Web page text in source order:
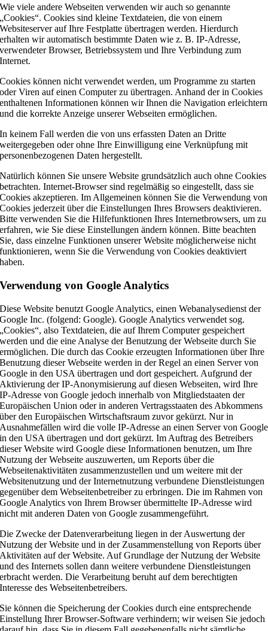
Wie viele andere Webseiten verwenden wir auch so genannte
„Cookies“. Cookies sind kleine Textdateien, die von einem
Websiteserver auf Ihre Festplatte übertragen werden. Hierdurch
erhalten wir automatisch bestimmte Daten wie z. B. IP-Adresse,
verwendeter Browser, Betriebssystem und Ihre Verbindung zum
Internet.
Cookies können nicht verwendet werden, um Programme zu starten
oder Viren auf einen Computer zu übertragen. Anhand der in Cookies
enthaltenen Informationen können wir Ihnen die Navigation erleichtern
und die korrekte Anzeige unserer Webseiten ermöglichen.
In keinem Fall werden die von uns erfassten Daten an Dritte
weitergegeben oder ohne Ihre Einwilligung eine Verknüpfung mit
personenbezogenen Daten hergestellt.
Natürlich können Sie unsere Website grundsätzlich auch ohne Cookies
betrachten. Internet-Browser sind regelmäßig so eingestellt, dass sie
Cookies akzeptieren. Im Allgemeinen können Sie die Verwendung von
Cookies jederzeit über die Einstellungen Ihres Browsers deaktivieren.
Bitte verwenden Sie die Hilfefunktionen Ihres Internetbrowsers, um zu
erfahren, wie Sie diese Einstellungen ändern können. Bitte beachten
Sie, dass einzelne Funktionen unserer Website möglicherweise nicht
funktionieren, wenn Sie die Verwendung von Cookies deaktiviert
haben.
Verwendung von Google Analytics
Diese Website benutzt Google Analytics, einen Webanalysedienst der
Google Inc. (folgend: Google). Google Analytics verwendet sog.
„Cookies“, also Textdateien, die auf Ihrem Computer gespeichert
werden und die eine Analyse der Benutzung der Webseite durch Sie
ermöglichen. Die durch das Cookie erzeugten Informationen über Ihre
Benutzung dieser Webseite werden in der Regel an einen Server von
Google in den USA übertragen und dort gespeichert. Aufgrund der
Aktivierung der IP-Anonymisierung auf diesen Webseiten, wird Ihre
IP-Adresse von Google jedoch innerhalb von Mitgliedstaaten der
Europäischen Union oder in anderen Vertragsstaaten des Abkommens
über den Europäischen Wirtschaftsraum zuvor gekürzt. Nur in
Ausnahmefällen wird die volle IP-Adresse an einen Server von Google
in den USA übertragen und dort gekürzt. Im Auftrag des Betreibers
dieser Website wird Google diese Informationen benutzen, um Ihre
Nutzung der Webseite auszuwerten, um Reports über die
Webseitenaktivitäten zusammenzustellen und um weitere mit der
Websitenutzung und der Internetnutzung verbundene Dienstleistungen
gegenüber dem Webseitenbetreiber zu erbringen. Die im Rahmen von
Google Analytics von Ihrem Browser übermittelte IP-Adresse wird
nicht mit anderen Daten von Google zusammengeführt.
Die Zwecke der Datenverarbeitung liegen in der Auswertung der
Nutzung der Website und in der Zusammenstellung von Reports über
Aktivitäten auf der Website. Auf Grundlage der Nutzung der Website
und des Internets sollen dann weitere verbundene Dienstleistungen
erbracht werden. Die Verarbeitung beruht auf dem berechtigten
Interesse des Webseitenbetreibers.
Sie können die Speicherung der Cookies durch eine entsprechende
Einstellung Ihrer Browser-Software verhindern; wir weisen Sie jedoch